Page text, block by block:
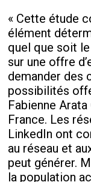
« Cette étude
élément
quel que soit
sur une offre
demander des
possibilités
Fabienne
France. Les
LinkedIn ont
au réseau et
peut générer.
la population